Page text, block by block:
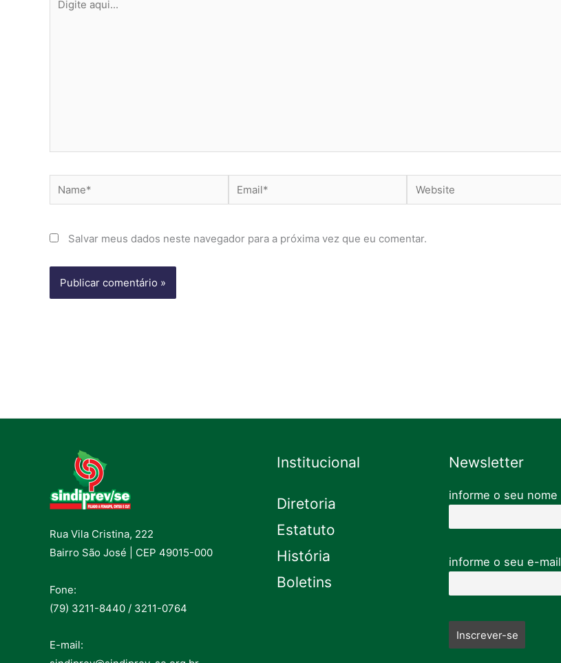
aqui...
Name* Email* Website
Salvar meus dados neste navegador para a próxima vez que eu comentar.
Rua Vila Cristina, 222
Bairro São José | CEP 49015-000
Fone:
(79) 3211-8440 / 3211-0764
E-mail:
Institucional
Diretoria
Estatuto
História
Boletins
Newsletter
informe o seu nome
informe o seu e-mail